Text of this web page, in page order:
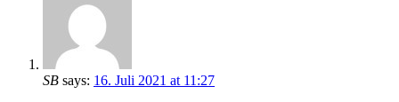
SB says: 16. Juli 2021 at 11:27